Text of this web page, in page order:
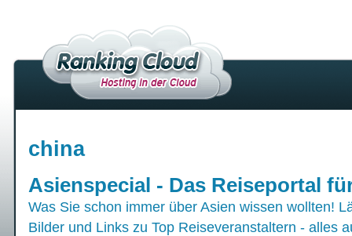
china
Asienspecial - Das Reiseportal
Was Sie schon immer über Asien wissen wollten!
Bilder und Links zu Top Reiseveranstaltern - alles